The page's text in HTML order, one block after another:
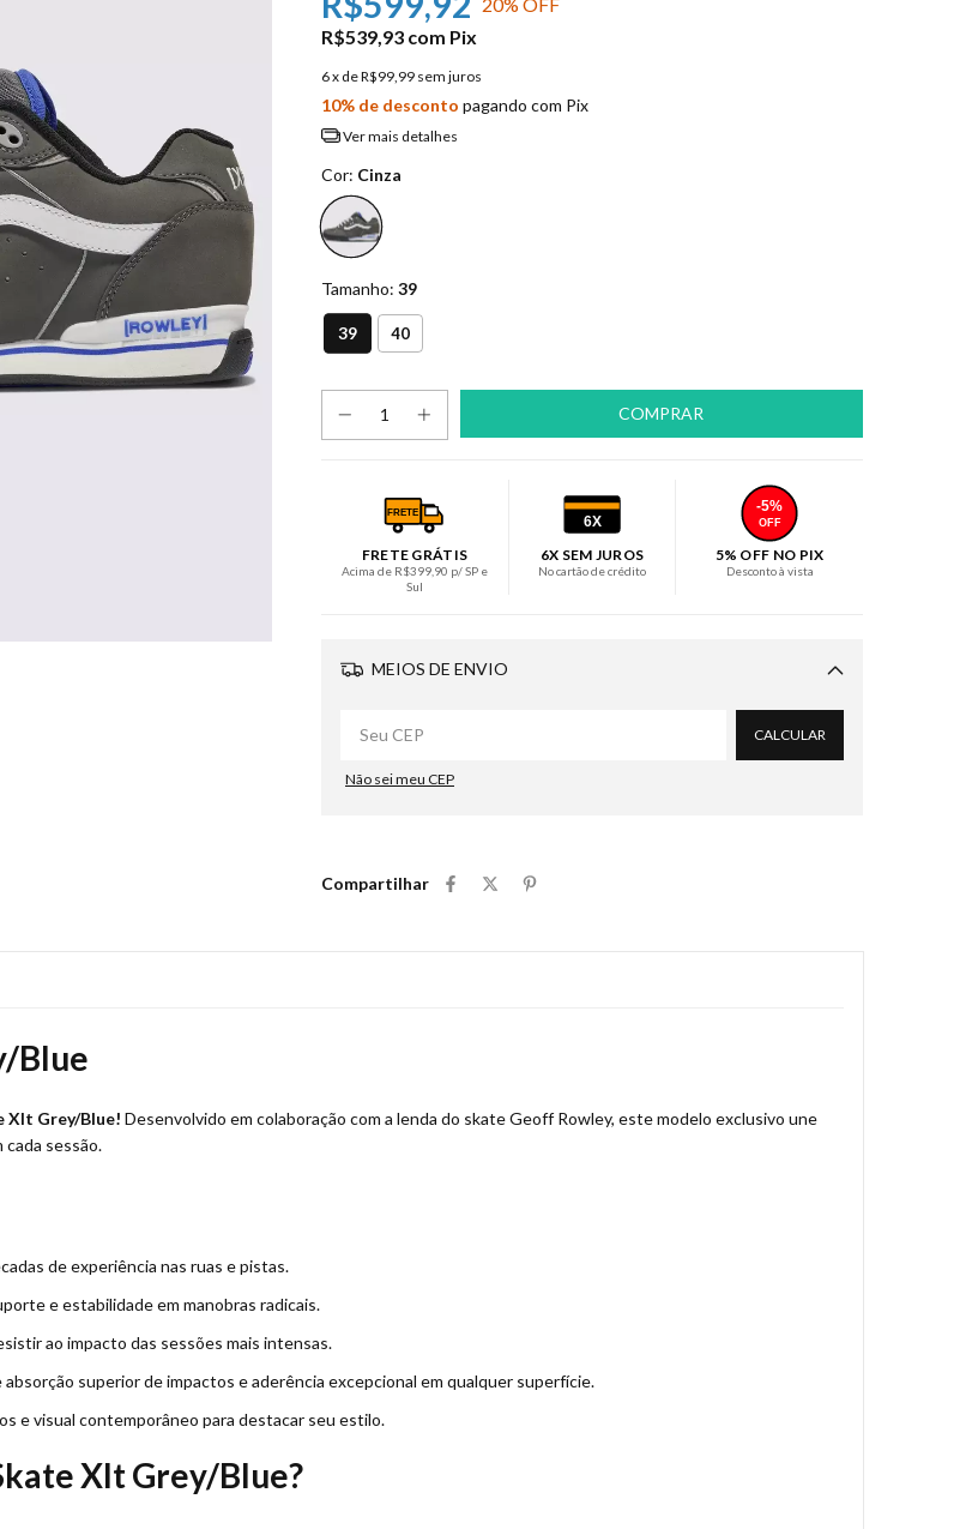
R$539,93 com Pix
6x deR$99,99 sem juros
10% de desconto pagando com Pix
Ver mais detalhes
Cor: Cinza
Tamanho: 39
39 40
FRETE
FRETE GRÁTIS
Acima de R$399,90 p/ SP e
Sul
6X
6X SEM JUROS
No cartão de crédito
-5%
OFF
5% OFF NO PIX
Desconto à vista
MEIOS DE ENVIO
Alterar CEP
CALCULAR
Não sei meu CEP
Compartilhar
Blue
Xlt Grey/Blue! Desenvolvido em colaboração com a lenda do skate Geoff Rowley, este modelo exclusivo une
sessão.
de experiência nas ruas e pistas.
e estabilidade em manobras radicais.
ao impacto das sessões mais intensas.
superior de impactos e aderência excepcional em qualquer superfície.
e visual contemporâneo para destacar seu estilo.
Xlt Grey/Blue?